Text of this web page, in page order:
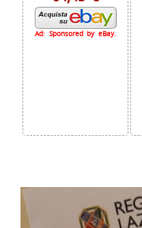
Ad: Sponsored by eBay.